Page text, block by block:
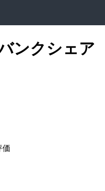
ンクシェア
価